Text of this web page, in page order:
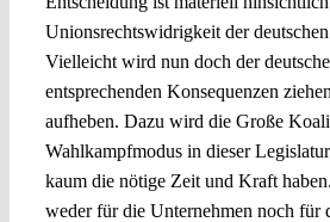
Unionsrechtswidrigkeit der
Vielleicht wird nun doch der
entsprechenden Konsequenzen
aufheben. Dazu wird die Große
Wahlkampfmodus in dieser
kaum die nötige Zeit und Kraft
weder für die Unternehmen noch für